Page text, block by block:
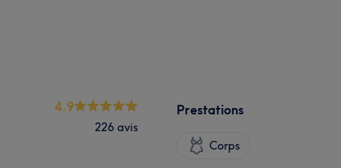
4.9
226 avis
Prestations
Corps